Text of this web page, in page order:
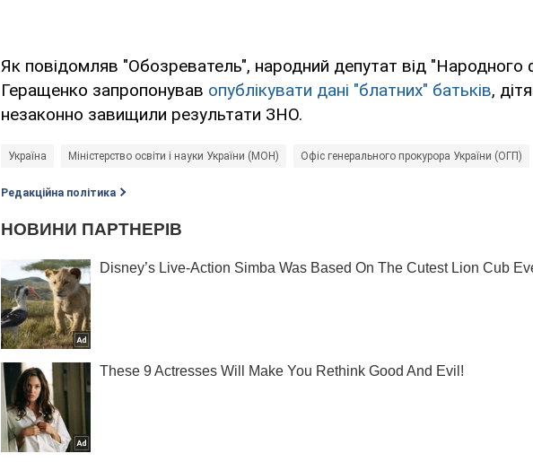
Як повідомляв "Обозреватель", народний депутат від "Народного
Геращенко запропонував опублікувати дані "блатних" батьків,
незаконно завищили результати ЗНО.
Україна Міністерство освіти і науки України (МОН) Офіс генерального прокурора України (ОГП)
Редакційна політика